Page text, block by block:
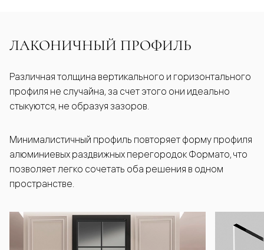
ЛАКОНИЧНЫЙ ПРОФИЛЬ
Различная толщина вертикального и горизонтального
профиля не случайна, за счет этого они идеально
стыкуются, не образуя зазоров.
Минималистичный профиль повторяет форму профиля
алюминиевых раздвижных перегородок Формато, что
позволяет легко сочетать оба решения в одном
пространстве.